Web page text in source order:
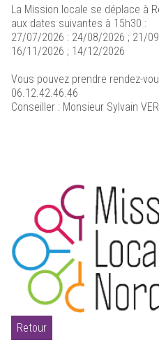
La Mission locale se déplace à
aux dates suivantes à 15h30 :
27/07/2026 : 24/08/2026 ; 21/
16/11/2026 ; 14/12/2026
Vous pouvez prendre rendez-
06.12.42.46.46
Conseiller : Monsieur Sylvain
Retour